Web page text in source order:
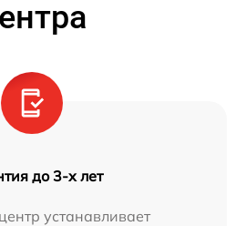
до 3-х лет
устанавливает